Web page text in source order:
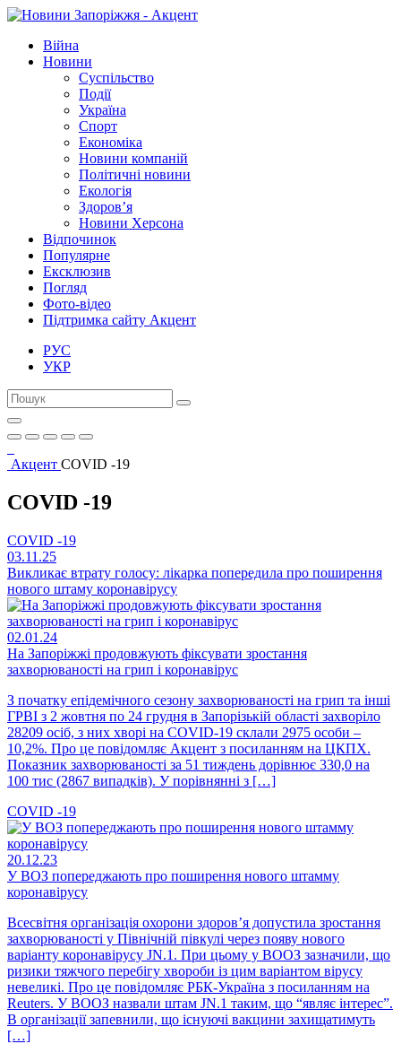
Війна
Новини
Суспільство
Події
Україна
Спорт
Економіка
Новини компаній
Політичні новини
Екологія
Здоров’я
Новини Херсона
Відпочинок
Популярне
Ексклюзив
Погляд
Фото-відео
Підтримка сайту Акцент
РУС
УКР
Акцент COVID -19
COVID -19
COVID -19
03.11.25
Викликає втрату голосу: лікарка попередила про поширення
нового штаму коронавірусу
02.01.24
На Запоріжжі продовжують фіксувати зростання
захворюваності на грип і коронавірус
З початку епідемічного сезону захворюваності на грип та інші
ГРВІ з 2 жовтня по 24 грудня в Запорізькій області захворіло
28209 осіб, з них хворі на COVID-19 склали 2975 особи –
10,2%. Про це повідомляє Акцент з посиланням на ЦКПХ.
Показник захворюваності за 51 тиждень дорівнює 330,0 на
100 тис (2867 випадків). У порівнянні з […]
COVID -19
20.12.23
У ВОЗ попереджають про поширення нового штамму
коронавірусу
Всесвітня організація охорони здоров’я допустила зростання
захворюваності у Північній півкулі через появу нового
варіанту коронавірусу JN.1. При цьому у ВООЗ зазначили, що
ризики тяжчого перебігу хвороби із цим варіантом вірусу
невеликі. Про це повідомляє РБК-Україна з посиланням на
Reuters. У ВООЗ назвали штам JN.1 таким, що “являє інтерес”.
В організації запевнили, що існуючі вакцини захищатимуть
[…]